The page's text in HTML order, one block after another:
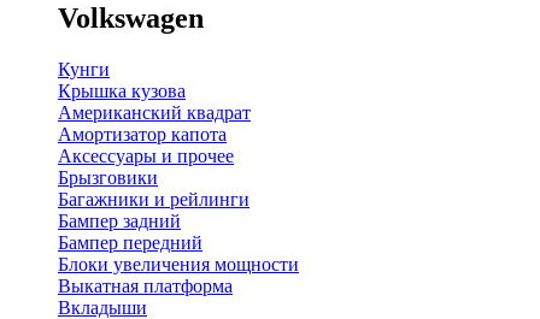
Volkswagen
Кунги
Крышка кузова
Американский квадрат
Амортизатор капота
Аксессуары и прочее
Брызговики
Багажники и рейлинги
Бампер задний
Бампер передний
Блоки увеличения мощности
Выкатная платформа
Вкладыши